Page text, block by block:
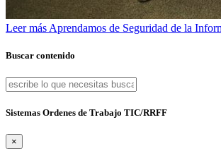
Leer más Aprendamos de Seguridad de la
Buscar contenido
Sistemas Ordenes de Trabajo TIC/RRFF
×